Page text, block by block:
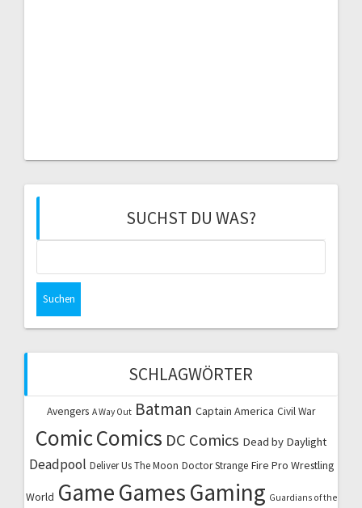
SUCHST DU WAS?
SCHLAGWÖRTER
Avengers A Way Out Batman Captain America Civil War
ComicComics DC Comics Dead by Daylight
Deadpool Deliver Us The Moon Doctor Strange Fire Pro Wrestling
World GameGamesGaming Guardians of the